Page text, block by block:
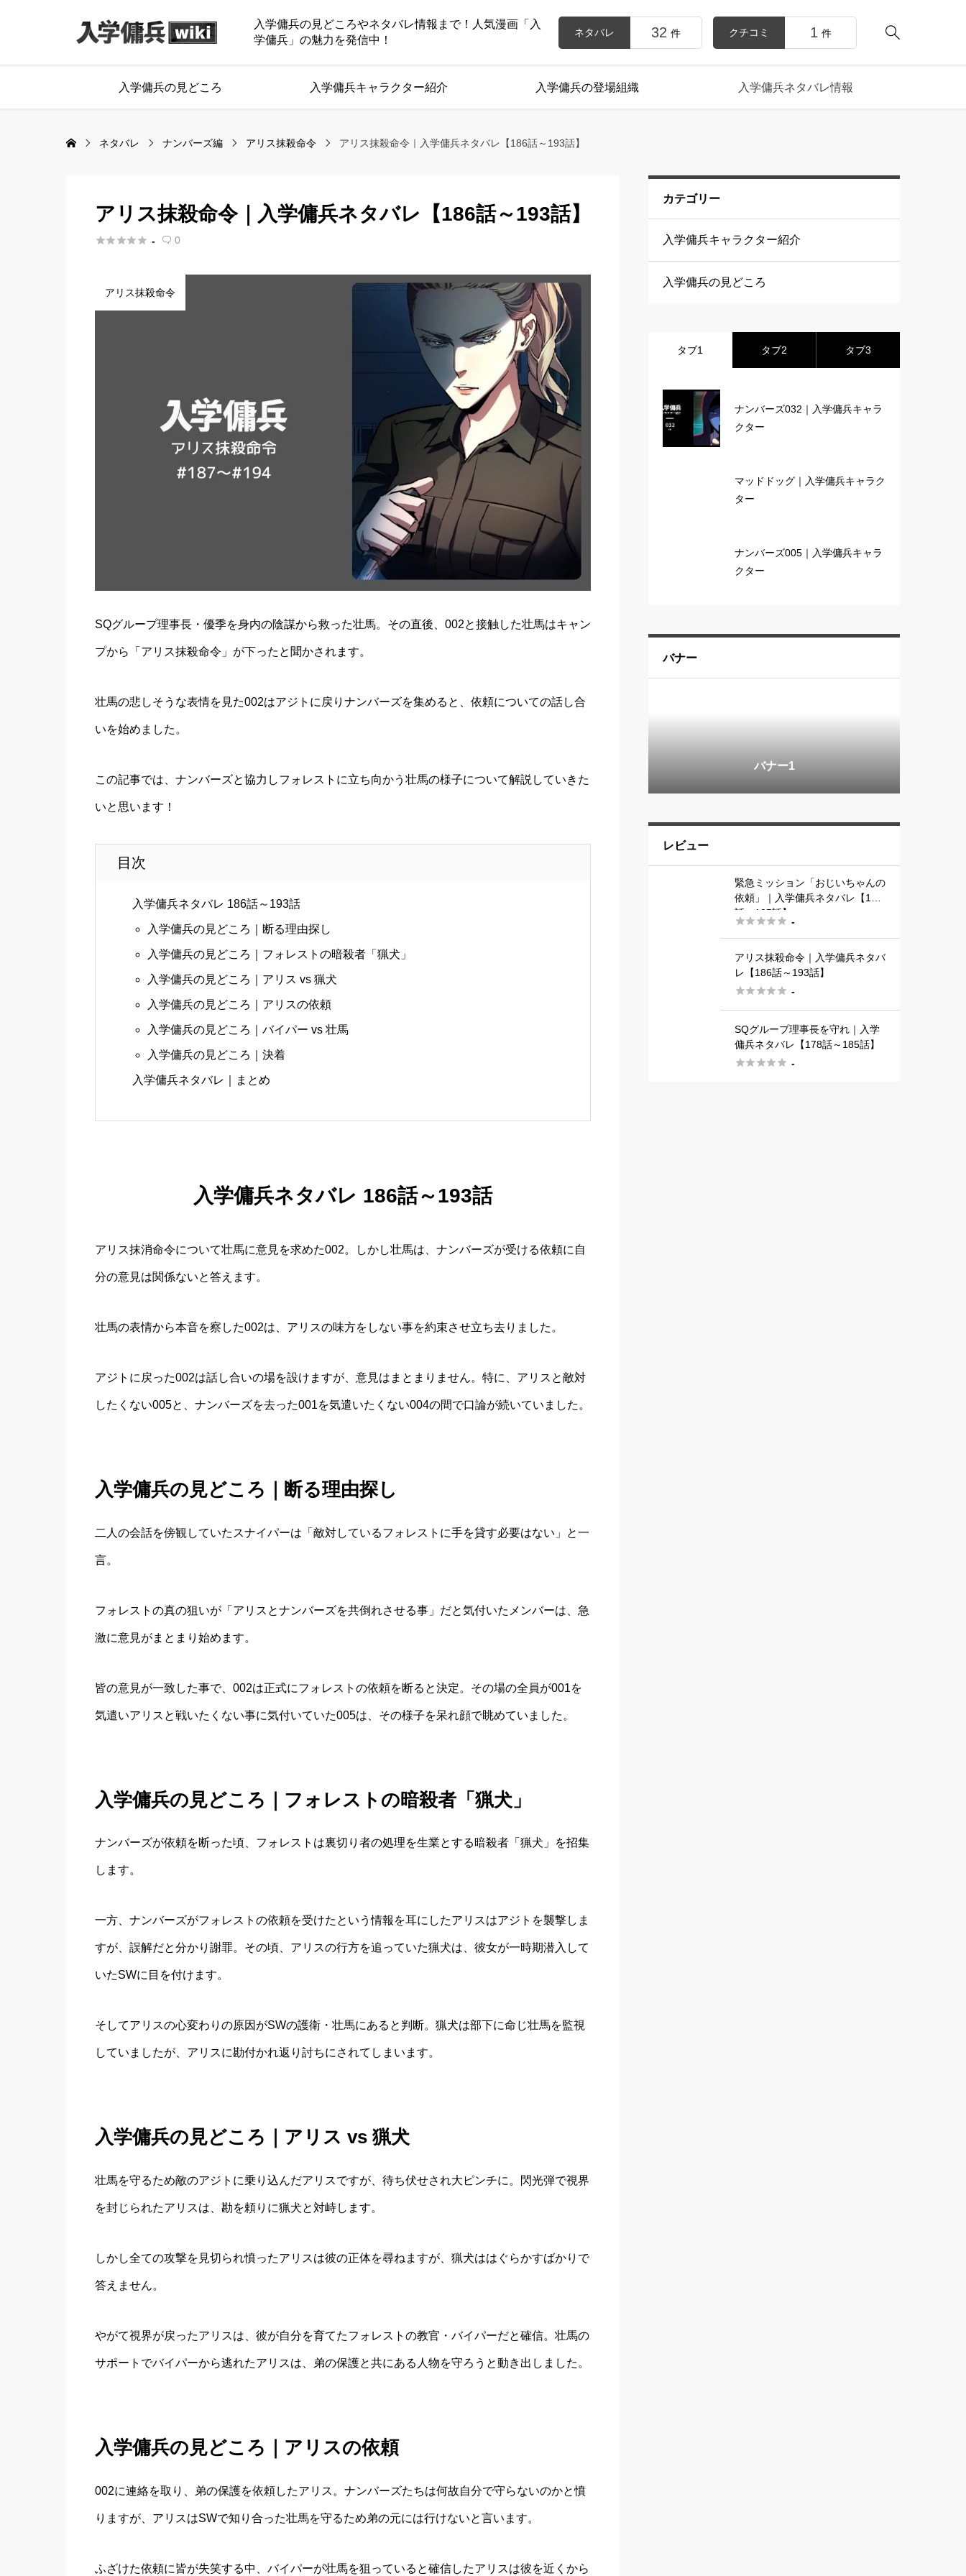
入学傭兵の見どころやネタバレ情報まで！人気漫画「入
学傭兵」の魅力を発信中！

ネタバレ 32 件 クチコミ 1 件
入学傭兵の見どころ 入学傭兵キャラクター紹介 入学傭兵の登場組織 入学傭兵ネタバレ情報
ネタバレ ナンバーズ編 アリス抹殺命令 アリス抹殺命令｜入学傭兵ネタバレ【186話～193話】
アリス抹殺命令｜入学傭兵ネタバレ【186話～193話】
 -  0
アリス抹殺命令
SQグループ理事長・優季を身内の陰謀から救った壮馬。その直後、002と接触した壮馬はキャン
プから「アリス抹殺命令」が下ったと聞かされます。
壮馬の悲しそうな表情を見た002はアジトに戻りナンバーズを集めると、依頼についての話し合
いを始めました。
この記事では、ナンバーズと協力しフォレストに立ち向かう壮馬の様子について解説していきた
いと思います！
目次
入学傭兵ネタバレ 186話～193話
入学傭兵の見どころ｜断る理由探し
入学傭兵の見どころ｜フォレストの暗殺者「猟犬」
入学傭兵の見どころ｜アリス vs 猟犬
入学傭兵の見どころ｜アリスの依頼
入学傭兵の見どころ｜バイパー vs 壮馬
入学傭兵の見どころ｜決着
入学傭兵ネタバレ｜まとめ
入学傭兵ネタバレ 186話～193話
アリス抹消命令について壮馬に意見を求めた002。しかし壮馬は、ナンバーズが受ける依頼に自
分の意見は関係ないと答えます。
壮馬の表情から本音を察した002は、アリスの味方をしない事を約束させ立ち去りました。
アジトに戻った002は話し合いの場を設けますが、意見はまとまりません。特に、アリスと敵対
したくない005と、ナンバーズを去った001を気遣いたくない004の間で口論が続いていました。
入学傭兵の見どころ｜断る理由探し
二人の会話を傍観していたスナイパーは「敵対しているフォレストに手を貸す必要はない」と一
言。
フォレストの真の狙いが「アリスとナンバーズを共倒れさせる事」だと気付いたメンバーは、急
激に意見がまとまり始めます。
皆の意見が一致した事で、002は正式にフォレストの依頼を断ると決定。その場の全員が001を
気遣いアリスと戦いたくない事に気付いていた005は、その様子を呆れ顔で眺めていました。
入学傭兵の見どころ｜フォレストの暗殺者「猟犬」
ナンバーズが依頼を断った頃、フォレストは裏切り者の処理を生業とする暗殺者「猟犬」を招集
します。
一方、ナンバーズがフォレストの依頼を受けたという情報を耳にしたアリスはアジトを襲撃しま
すが、誤解だと分かり謝罪。その頃、アリスの行方を追っていた猟犬は、彼女が一時期潜入して
いたSWに目を付けます。
そしてアリスの心変わりの原因がSWの護衛・壮馬にあると判断。猟犬は部下に命じ壮馬を監視
していましたが、アリスに勘付かれ返り討ちにされてしまいます。
入学傭兵の見どころ｜アリス vs 猟犬
壮馬を守るため敵のアジトに乗り込んだアリスですが、待ち伏せされ大ピンチに。閃光弾で視界
を封じられたアリスは、勘を頼りに猟犬と対峙します。
しかし全ての攻撃を見切られ憤ったアリスは彼の正体を尋ねますが、猟犬ははぐらかすばかりで
答えません。
やがて視界が戻ったアリスは、彼が自分を育てたフォレストの教官・バイパーだと確信。壮馬の
サポートでバイパーから逃れたアリスは、弟の保護と共にある人物を守ろうと動き出しました。
入学傭兵の見どころ｜アリスの依頼
002に連絡を取り、弟の保護を依頼したアリス。ナンバーズたちは何故自分で守らないのかと憤
りますが、アリスはSWで知り合った壮馬を守るため弟の元には行けないと言います。
ふざけた依頼に皆が失笑する中、バイパーが壮馬を狙っていると確信したアリスは彼を近くから
カテゴリー
入学傭兵キャラクター紹介
入学傭兵の見どころ
タブ1 タブ2 タブ3
ナンバーズ032｜入学傭兵キャラ
クター
マッドドッグ｜入学傭兵キャラク
ター
ナンバーズ005｜入学傭兵キャラ
クター
バナー
バナー1
バナー2
バナー3
レビュー
緊急ミッション「おじいちゃんの
依頼」｜入学傭兵ネタバレ【193
話～195話】
 -
アリス抹殺命令｜入学傭兵ネタバ
レ【186話～193話】
 -
SQグループ理事長を守れ｜入学
傭兵ネタバレ【178話～185話】
 -